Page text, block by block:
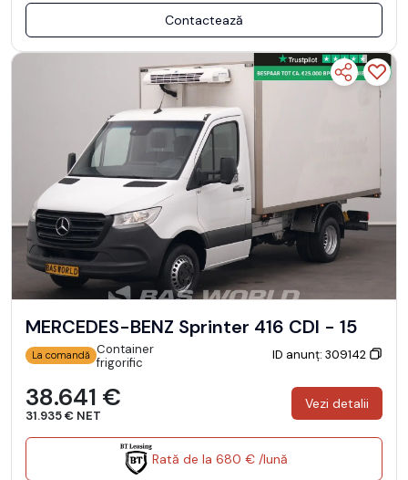
Contactează
MERCEDES-BENZ Sprinter 416 CDI - 15
La comandă Container
frigorific
ID anunț: 309142
38.641 €
31.935 € NET
Vezi detalii
Rată de la 680 € /lună